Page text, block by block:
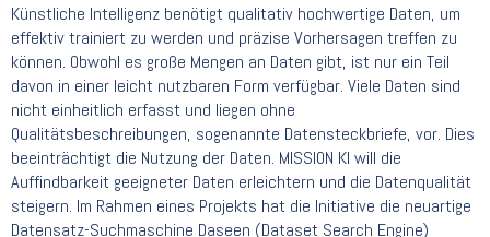
Künstliche Intelligenz benötigt qualitativ hochwertige Daten, um
effektiv trainiert zu werden und präzise Vorhersagen treffen zu
können. Obwohl es große Mengen an Daten gibt, ist nur ein Teil
davon in einer leicht nutzbaren Form verfügbar. Viele Daten sind
nicht einheitlich erfasst und liegen ohne
Qualitätsbeschreibungen, sogenannte Datensteckbriefe, vor. Dies
beeinträchtigt die Nutzung der Daten. MISSION KI will die
Auffindbarkeit geeigneter Daten erleichtern und die Datenqualität
steigern. Im Rahmen eines Projekts hat die Initiative die neuartige
Datensatz-Suchmaschine Daseen (Dataset Search Engine)